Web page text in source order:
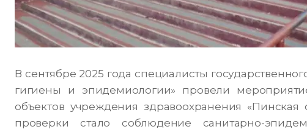
В сентябре 2025 года специалисты
гигиены и эпидемиологии» провели
объектов учреждения здравоохранения «Пинская
проверки стало соблюдение санитарно-